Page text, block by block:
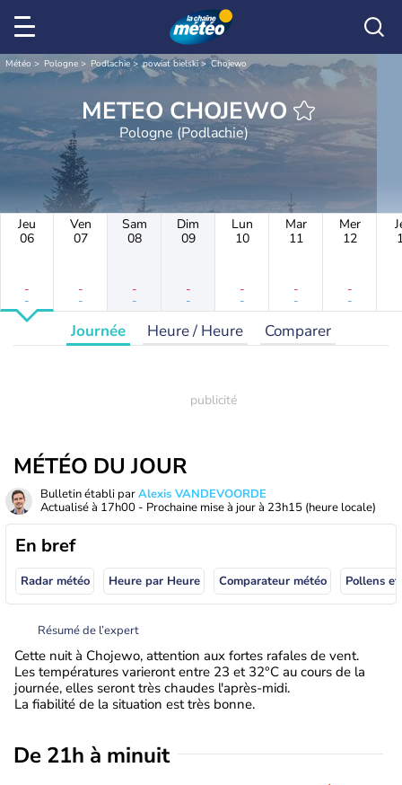
Météo Pologne Podlachie powiat bielski Chojewo
METEO CHOJEWO
Pologne (Podlachie)
Jeu
06
-
-
Ven
07
-
-
Sam
08
-
-
Dim
09
-
-
Lun
10
-
-
Mar
11
-
-
Mer
12
-
-
Journée Heure / Heure Comparer
MÉTÉO DU JOUR
Bulletin établi parAlexis VANDEVOORDE
Actualisé à 17h00 - Prochaine mise à jour à 23h15 (heure locale)
En bref
Radar météo Heure par Heure Comparateur météo Pollens
Résumé de l’expert
Cette nuit à Chojewo, attention aux fortes rafales de vent.
Les températures varieront entre 23 et 32°C au cours de la
journée, elles seront très chaudes l'après-midi.
La fiabilité de la situation est très bonne.
De 21h à minuit